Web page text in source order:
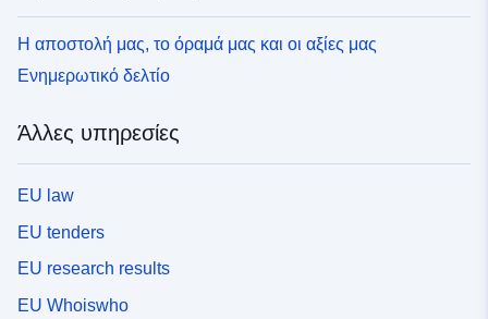
Η αποστολή μας, το όραμά μας και οι αξίες μας
Ενημερωτικό δελτίο
Άλλες υπηρεσίες
EU law
EU tenders
EU research results
EU Whoiswho